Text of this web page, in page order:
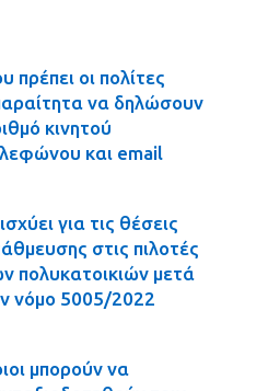
πρέπει οι πολίτες
να δηλώσουν
κινητού
και email
για τις θέσεις
στις πιλοτές
πολυκατοικιών μετά
νόμο 5005/2022
μπορούν να